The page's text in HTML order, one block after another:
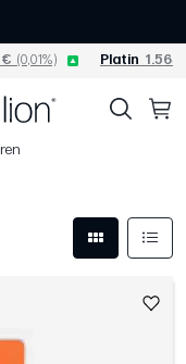
€ (0,01%) Platin